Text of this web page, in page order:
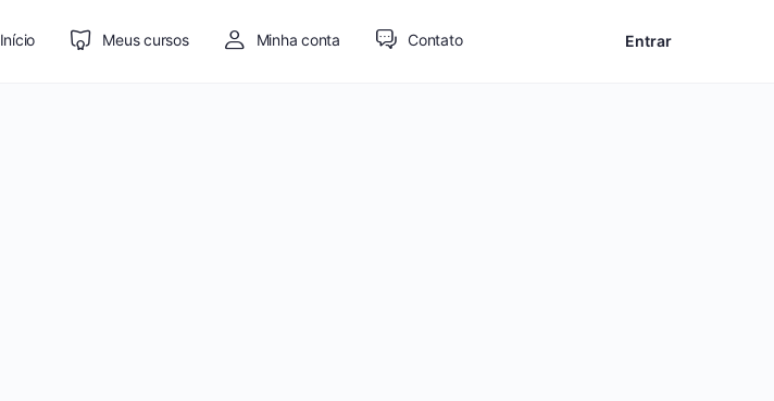
Início Meus cursos Minha conta Contato Entrar